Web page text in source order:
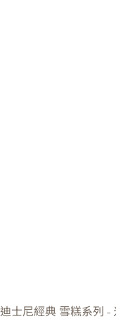
迪士尼經典 雪糕系列 -